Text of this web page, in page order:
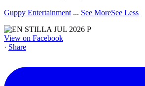
Guppy Entertainment ... See MoreSee Less
View on Facebook
· Share